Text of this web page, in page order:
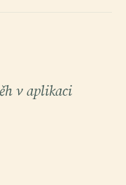
v aplikaci